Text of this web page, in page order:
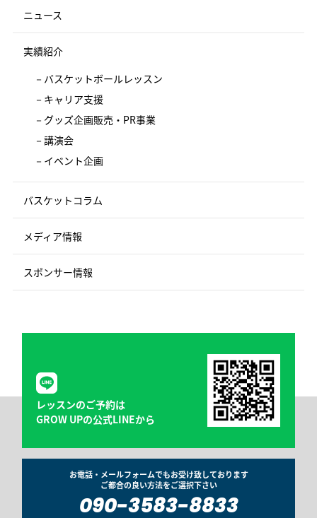
ニュース
実績紹介
バスケットボールレッスン
キャリア支援
グッズ企画販売・PR事業
講演会
イベント企画
バスケットコラム
メディア情報
スポンサー情報
レッスンのご予約は
GROW UPの公式LINEから
お電話・メールフォームでもお受け致しております
ご都合の良い方法をご選択下さい
090-3583-8833